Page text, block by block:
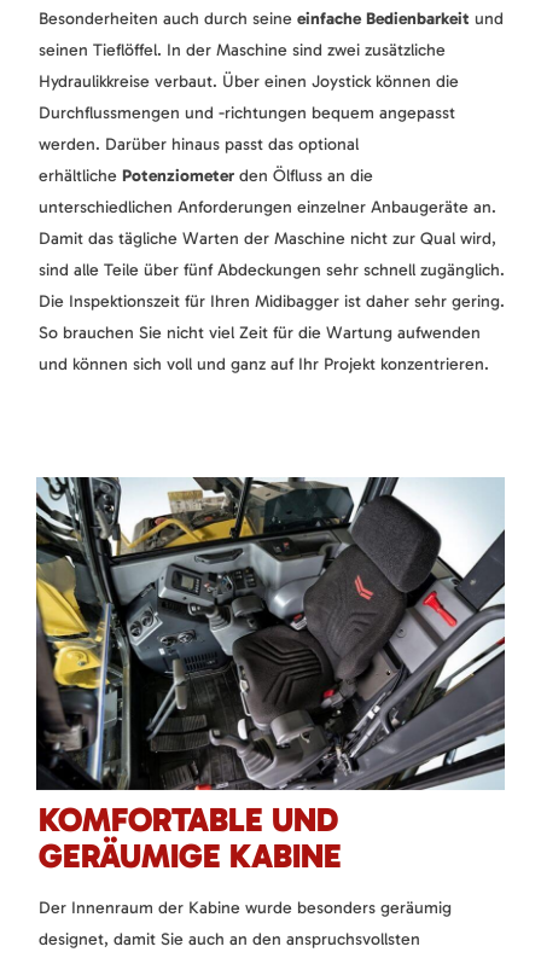
Besonderheiten auch durch seine einfache Bedienbarkeit und
seinen Tieflöffel. In der Maschine sind zwei zusätzliche
Hydraulikkreise verbaut. Über einen Joystick können die
Durchflussmengen und -richtungen bequem angepasst
werden. Darüber hinaus passt das optional
erhältliche Potenziometer den Ölfluss an die
unterschiedlichen Anforderungen einzelner Anbaugeräte an.
Damit das tägliche Warten der Maschine nicht zur Qual wird,
sind alle Teile über fünf Abdeckungen sehr schnell zugänglich.
Die Inspektionszeit für Ihren Midibagger ist daher sehr gering.
So brauchen Sie nicht viel Zeit für die Wartung aufwenden
und können sich voll und ganz auf Ihr Projekt konzentrieren.
KOMFORTABLE UND
GERÄUMIGE KABINE
Der Innenraum der Kabine wurde besonders geräumig
designet, damit Sie auch an den anspruchsvollsten